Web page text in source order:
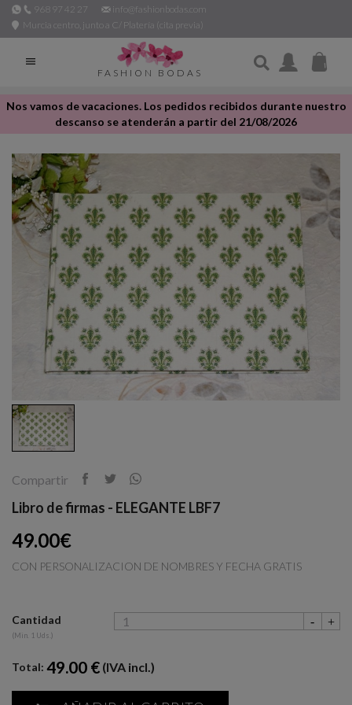
968 97 42 27
info@fashionbodas.com
Murcia centro, junto a C/ Platería (cita previa)

FASHION BODAS
Nos vamos de vacaciones. Los pedidos recibidos durante nuestro
descanso se atenderán a partir del 21/08/2026
Compartir
Libro de firmas - ELEGANTE LBF7
49.00€
CON PERSONALIZACION DE NOMBRES Y FECHA GRATIS
Cantidad
(Min. 1 Uds.)
Total: 49.00 € (IVA incl.)